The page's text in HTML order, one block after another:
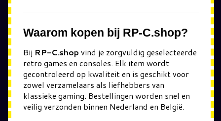
Waarom kopen bij RP-C.shop?
Bij RP-C.shop vind je zorgvuldig geselecteerde
retro games en consoles. Elk item wordt
gecontroleerd op kwaliteit en is geschikt voor
zowel verzamelaars als liefhebbers van
klassieke gaming. Bestellingen worden snel en
veilig verzonden binnen Nederland en België.